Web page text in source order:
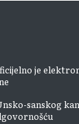
je
sanskog